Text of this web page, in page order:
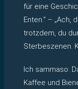
für eine
Enten.“ – „Ach,
trotzdem, du
Sterbeszenen.
Ich sammaso:
Kaffee und